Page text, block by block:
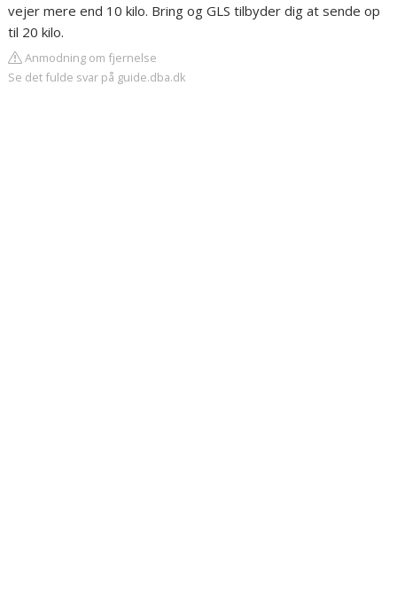
vejer mere end 10 kilo. Bring og GLS tilbyder dig at sende op
til 20 kilo.
Anmodning om fjernelse
Se det fulde svar på guide.dba.dk